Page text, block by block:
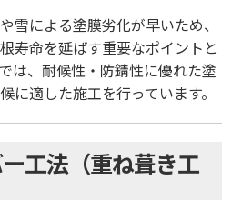
雪による塗膜劣化が早いため、
寿命を延ばす重要なポイントと
は、耐候性・防錆性に優れた塗
に適した施工を行っています。
工法（重ね葺き工